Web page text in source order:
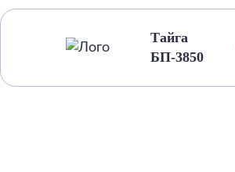
Тайга
БП-3850